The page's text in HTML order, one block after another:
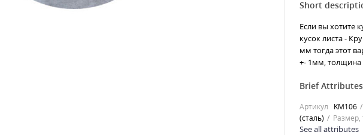
Short
Если вы хотите
кусок листа -
мм тогда этот
+- 1мм, толщина
Brief Attributes
Артикул KM106
(сталь)
See all attributes